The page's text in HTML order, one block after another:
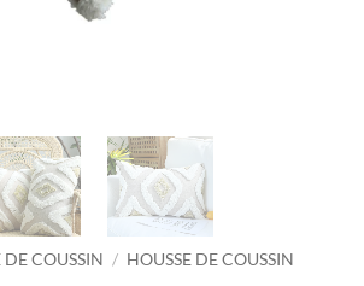
DE COUSSIN / HOUSSE DE COUSSIN